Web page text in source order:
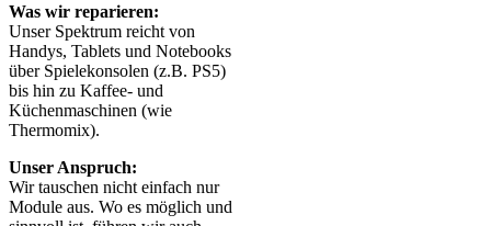
Was wir reparieren:
Unser Spektrum reicht von
Handys, Tablets und Notebooks
über Spielekonsolen (z.B. PS5)
bis hin zu Kaffee- und
Küchenmaschinen (wie
Thermomix).
Unser Anspruch:
Wir tauschen nicht einfach nur
Module aus. Wo es möglich und